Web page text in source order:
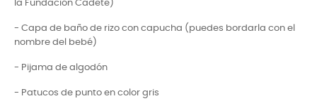
la Fundación Cadete)
- Capa de baño de rizo con capucha (puedes bordarla con el
nombre del bebé)
- Pijama de algodón
- Patucos de punto en color gris